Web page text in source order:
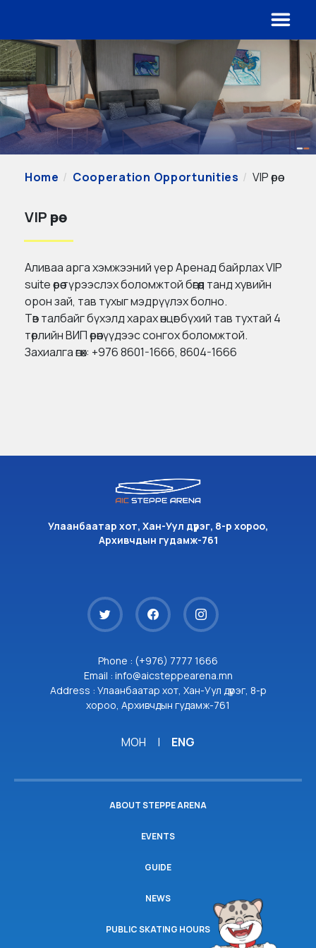
Home Cooperation Opportunities VIP өрөө
VIP өрөө
Аливаа арга хэмжээний үер Аренад байрлах VIP
suite өрөө түрээслэх боломжтой бөгөөд танд хувийн
орон зай, тав тухыг мэдрүүлэх болно.
Төв талбайг бүхэлд харах өнцөг бүхий тав тухтай 4
төрлийн ВИП өрөөнүүдээс сонгох боломжтой.
Захиалга өгөх: +976 8601-1666, 8604-1666
Улаанбаатар хот, Хан-Уул дүүрэг, 8-р хороо,
Архивчдын гудамж-761
Phone : (+976) 7777 1666
Email : info@aicsteppearena.mn
Address : Улаанбаатар хот, Хан-Уул дүүрэг, 8-р
хороо, Архивчдын гудамж-761
МОН | ENG
ABOUT STEPPE ARENA
EVENTS
GUIDE
NEWS
PUBLIC SKATING HOURS